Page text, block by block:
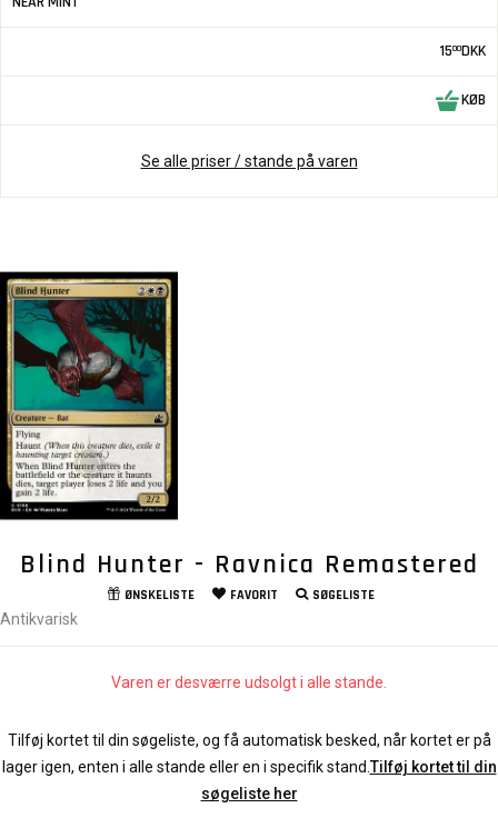
1500DKK
KØB
Se alle priser / stande på varen
Blind Hunter - Ravnica Remastered
ØNSKELISTE FAVORIT SØGELISTE
Antikvarisk
Varen er desværre udsolgt i alle stande.
Tilføj kortet til din søgeliste, og få automatisk besked, når kortet er på
lager igen, enten i alle stande eller en i specifik stand. Tilføj kortet til din
søgeliste her